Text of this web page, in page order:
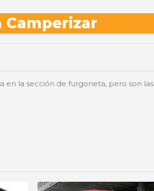
Camperizar
en la sección de furgoneta, pero son las